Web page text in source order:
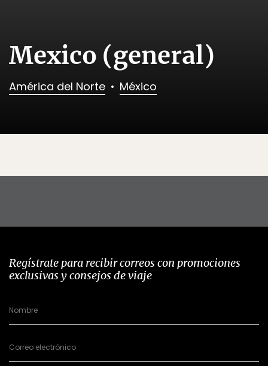
Mexico (general)
América del Norte México
Regístrate para recibir correos con promociones
exclusivas y consejos de viaje